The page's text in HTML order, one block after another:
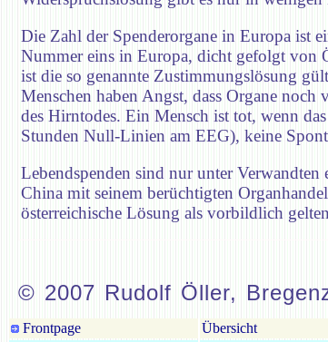
Die Zahl der Spenderorgane in Europa ist
Nummer eins in Europa, dicht gefolgt von
ist die so genannte Zustimmungslösung
Menschen haben Angst, dass Organe
des Hirntodes. Ein Mensch ist tot, wenn
Stunden Null-Linien am EEG), keine
Lebendspenden sind nur unter
China mit seinem berüchtigten
österreichische Lösung als vorbildlich
© 2007 Rudolf Öller,
Frontpage Übersicht